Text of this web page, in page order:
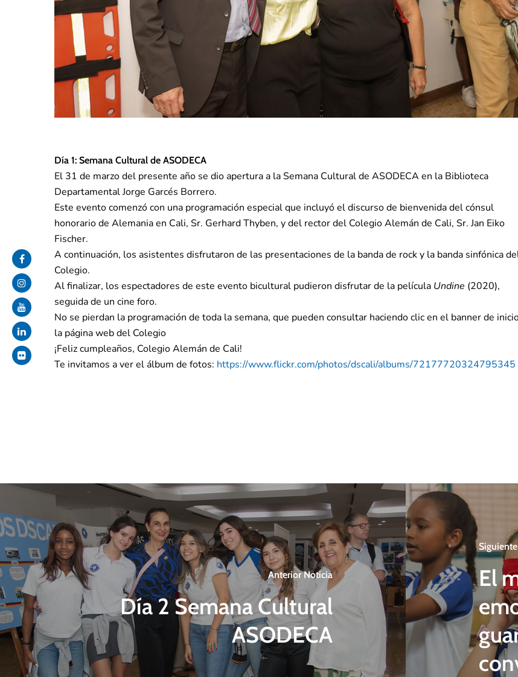
Día 1: Semana Cultural de ASODECA
El 31 de marzo del presente año se dio apertura a la Semana Cultural de ASODECA en la Biblioteca
Departamental Jorge Garcés Borrero.
Este evento comenzó con una programación especial que incluyó el discurso de bienvenida del cónsul
honorario de Alemania en Cali, Sr. Gerhard Thyben, y del rector del Colegio Alemán de Cali, Sr. Jan Eiko
Fischer.
A continuación, los asistentes disfrutaron de las presentaciones de la banda de rock y la banda sinfónica
Colegio.
Al finalizar, los espectadores de este evento bicultural pudieron disfrutar de la película Undine (2020),
seguida de un cine foro.
No se pierdan la programación de toda la semana, que pueden consultar haciendo clic en el banner de
la página web del Colegio
¡Feliz cumpleaños, Colegio Alemán de Cali!
Te invitamos a ver el álbum de fotos: https://www.flickr.com/photos/dscali/albums/72177720324795345
Anterior Noticia
Día 2 Semana Cultural
ASODECA
El